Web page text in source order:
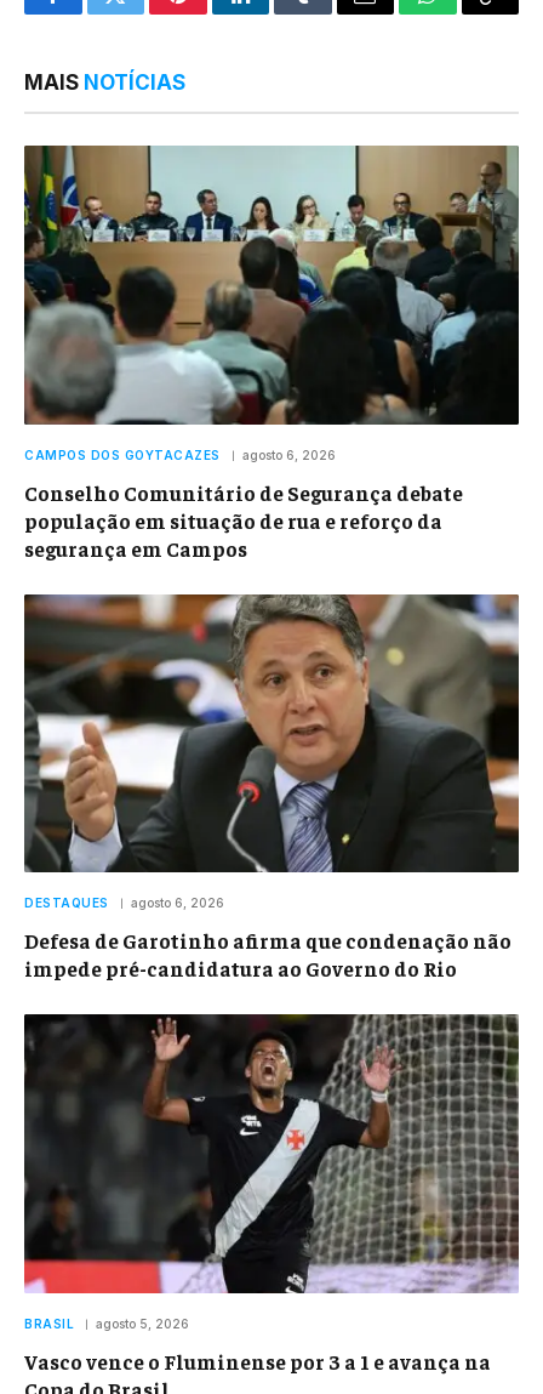
FacebookTwitterPinterestLinkedInTumblrEmail WhatsApp
Copy
MAIS NOTÍCIAS
CAMPOS DOS GOYTACAZES agosto 6, 2026
Conselho Comunitário de Segurança debate
população em situação de rua e reforço da
segurança em Campos
DESTAQUES agosto 6, 2026
Defesa de Garotinho afirma que condenação não
impede pré-candidatura ao Governo do Rio
BRASIL agosto 5, 2026
Vasco vence o Fluminense por 3 a 1 e avança na